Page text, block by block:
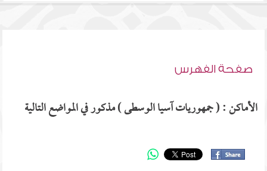
صفحة الفهرس
الأماكن : ( جمهوريات آسيا الوسطى ) مذكور في المواضع التالية